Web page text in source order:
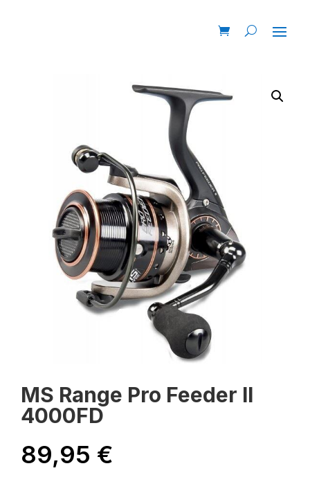
MS Range Pro Feeder II
4000FD
89,95 €